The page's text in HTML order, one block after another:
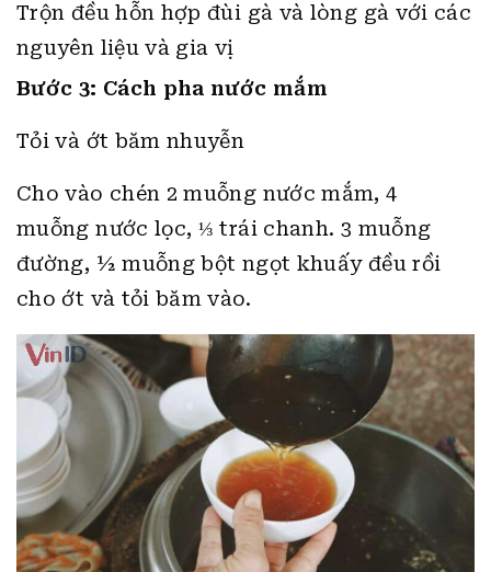
Trộn đều hỗn hợp đùi gà và lòng gà với các
nguyên liệu và gia vị
Bước 3: Cách pha nước mắm
Tỏi và ớt băm nhuyễn
Cho vào chén 2 muỗng nước mắm, 4
muỗng nước lọc, ⅓ trái chanh. 3 muỗng
đường, ½ muỗng bột ngọt khuấy đều rồi
cho ớt và tỏi băm vào.